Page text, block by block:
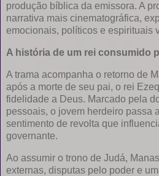
produção bíblica da emissora. A
narrativa mais cinematográfica,
emocionais, políticos e espirituais
A história de um rei consumido
A trama acompanha o retorno de
após a morte de seu pai, o rei
fidelidade a Deus. Marcado pela
pessoais, o jovem herdeiro passa
sentimento de revolta que
governante.
Ao assumir o trono de Judá,
externas, disputas pelo poder e